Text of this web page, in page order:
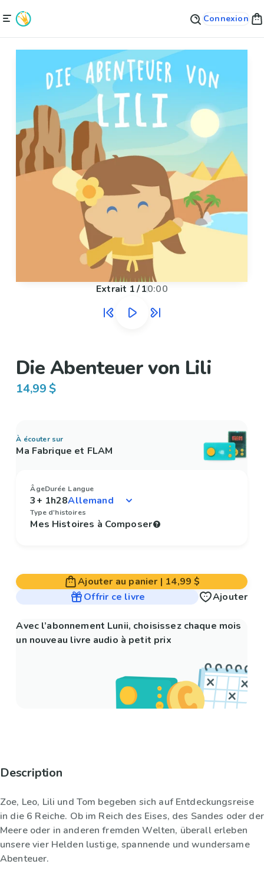
Connexion
Extrait 1/10:00
Die Abenteuer von Lili
14,99 $
À écouter sur
Ma Fabrique et FLAM
Âge
3+
Durée
1h28
Langue
Type d'histoires
Mes Histoires à Composer
Ajouter au panier | 14,99 $
Offrir ce livre
Ajouter
Avec l’abonnement Lunii, choisissez chaque mois
un nouveau livre audio à petit prix
Description
Zoe, Leo, Lili und Tom begeben sich auf Entdeckungsreise
in die 6 Reiche. Ob im Reich des Eises, des Sandes oder der
Meere oder in anderen fremden Welten, überall erleben
unsere vier Helden lustige, spannende und wundersame
Abenteuer.